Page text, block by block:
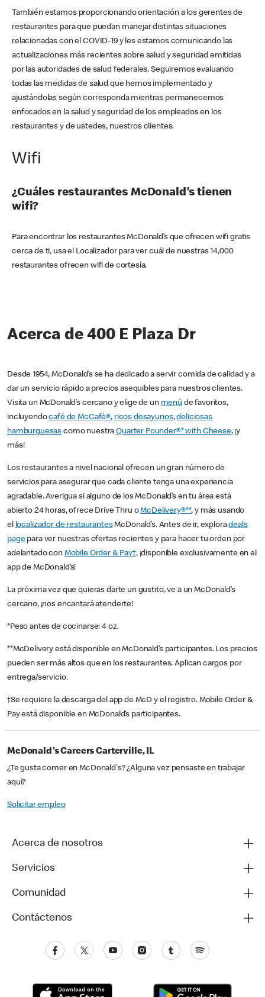
También estamos proporcionando orientación a los gerentes de
restaurantes para que puedan manejar distintas situaciones
relacionadas con el COVID-19 y les estamos comunicando las
actualizaciones más recientes sobre salud y seguridad emitidas
por las autoridades de salud federales. Seguiremos evaluando
todas las medidas de salud que hemos implementado y
ajustándolas según corresponda mientras permanecemos
enfocados en la salud y seguridad de los empleados en los
restaurantes y de ustedes, nuestros clientes.
Wifi
¿Cuáles restaurantes McDonald’s tienen
wifi?
Para encontrar los restaurantes McDonald’s que ofrecen wifi gratis
cerca de ti, usa el Localizador para ver cuál de nuestras 14,000
restaurantes ofrecen wifi de cortesía.
Acerca de 400 E Plaza Dr
Desde 1954, McDonald’s se ha dedicado a servir comida de calidad y a
dar un servicio rápido a precios asequibles para nuestros clientes.
Visita un McDonald’s cercano y elige de un menú de favoritos,
incluyendocafé de McCafé®, ricos desayunos,deliciosas
hamburguesas como nuestraQuarter Pounder®* with Cheese, ¡y
más!
Los restaurantes a nivel nacional ofrecen un gran número de
servicios para asegurar que cada cliente tenga una experiencia
agradable. Averigua si alguno de los McDonald’s en tu área está
abierto 24 horas, ofrece Drive Thru oMcDelivery®**, y más usando
el localizador de restaurantesMcDonald’s. Antes de ir, exploradeals
pagepara ver nuestras ofertas recientes y para hacer tu orden por
adelantado con Mobile Order & Pay†, ¡disponible exclusivamente en el
app de McDonald’s!
La próxima vez que quieras darte un gustito, ve a un McDonald’s
cercano, ¡nos encantará atenderte!
*Peso antes de cocinarse: 4 oz.
**McDelivery está disponible en McDonald’s participantes. Los precios
pueden ser más altos que en los restaurantes. Aplican cargos por
entrega/servicio.
†Se requiere la descarga del app de McD y el registro. Mobile Order &
Pay está disponible en McDonald’s participantes.
McDonald's Careers Carterville, IL
¿Te gusta comer en McDonald's? ¿Alguna vez pensaste en trabajar
aquí?
Solicitar empleo
Acerca de nosotros
Servicios
Comunidad
Contáctenos